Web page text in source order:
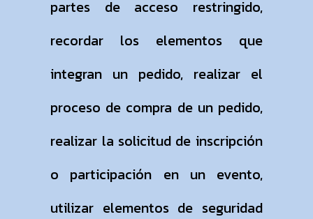
partes de acceso restringido,
recordar los elementos que
integran un pedido, realizar el
proceso de compra de un pedido,
realizar la solicitud de inscripción
o participación en un evento,
utilizar elementos de seguridad